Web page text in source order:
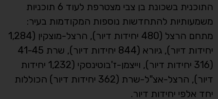
התוכנית בשכונת בן צבי מצטרפת לעוד 6 תוכניות
משמעותיות להתחדשות נוספות המקודמות בעיר:
מתחם הרצל (480 יחידות דיור), הרצל-מוצקין (1,284
יחידות דיור), גיורא (844 יחידות דיור), שרת 41-45
(316 יחידות דיור), וייצמן-ז'בוטינסקי (1,232 יחידות
דיור), הרצל-אצ"ל-שרת (362 יחידות דיור) הכוללות
יחד אלפי יחידות דיור.